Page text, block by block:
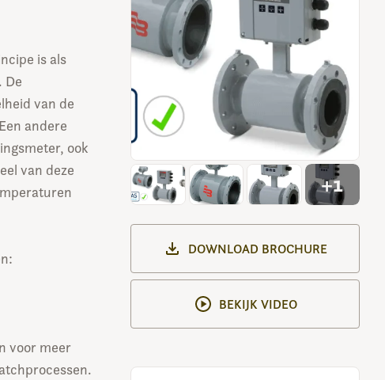
is als
De
van de
andere
ook
van deze
voor meer
+1
DOWNLOAD BROCHURE
BEKIJK VIDEO